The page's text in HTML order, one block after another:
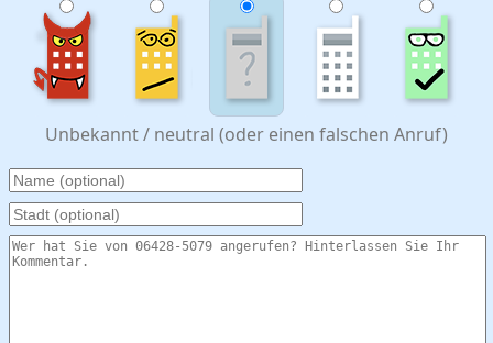
Unbekannt / neutral (oder einen falschen Anruf)